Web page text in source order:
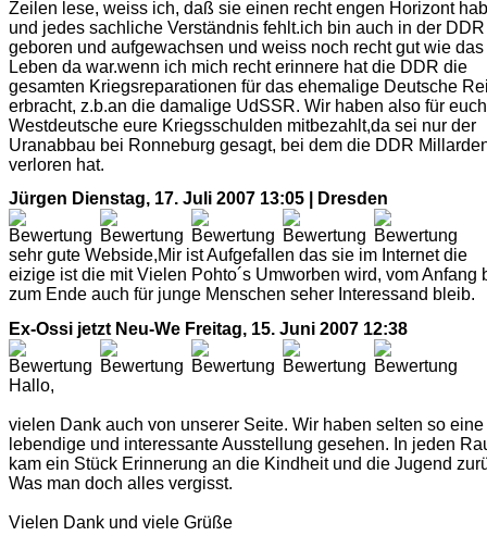
Zeilen lese, weiss ich, daß sie einen recht engen Horizont
und jedes sachliche Verständnis fehlt.ich bin auch in der DDR
geboren und aufgewachsen und weiss noch recht gut wie das
Leben da war.wenn ich mich recht erinnere hat die DDR die
gesamten Kriegsreparationen für das ehemalige Deutsche
erbracht, z.b.an die damalige UdSSR. Wir haben also für euch
Westdeutsche eure Kriegsschulden mitbezahlt,da sei nur der
Uranabbau bei Ronneburg gesagt, bei dem die DDR
verloren hat.
Jürgen Dienstag, 17. Juli 2007 13:05 | Dresden
sehr gute Webside,Mir ist Aufgefallen das sie im Internet die
eizige ist die mit Vielen Pohto´s Umworben wird, vom Anfang
zum Ende auch für junge Menschen seher Interessand bleib.
Ex-Ossi jetzt Neu-We Freitag, 15. Juni 2007 12:38
Hallo,
vielen Dank auch von unserer Seite. Wir haben selten so eine
lebendige und interessante Ausstellung gesehen. In jeden
kam ein Stück Erinnerung an die Kindheit und die Jugend
Was man doch alles vergisst.
Vielen Dank und viele Grüße